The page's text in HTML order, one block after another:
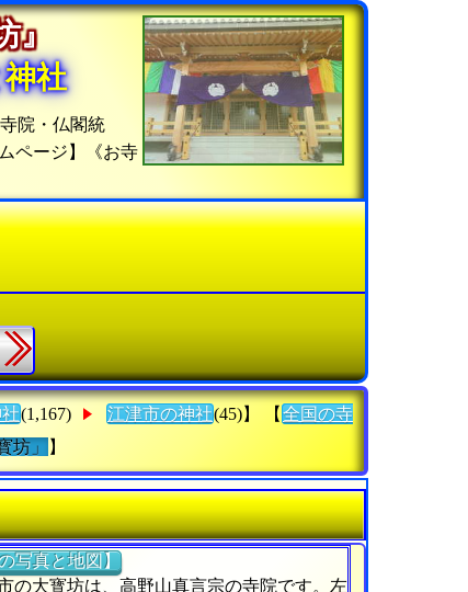
坊』
社
寺院・仏閣統
ページ】《お寺
(1,167) 江津市の神社(45)】 【 全国の寺
坊」 】
写真と地図】
の大寳坊は、高野山真言宗の寺院です。左